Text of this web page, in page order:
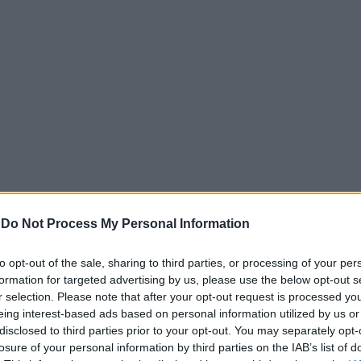
Do Not Process My Personal Information
opt-out of the sale, sharing to third parties, or processing of your
for targeted advertising by us, please use the below opt-out
selection. Please note that after your opt-out request is processed
interest-based ads based on personal information utilized by us
to third parties prior to your opt-out. You may separately
of your personal information by third parties on the IAB’s list of
και στοχεύει να αναβιώσει όσα παραμένουν
τοπική ανάπτυξη. Σύμφωνα με τα στοιχεία:
Καστοριά, Αρχαία Ολυμπία, Ναύπλιο, Cape Sounio,